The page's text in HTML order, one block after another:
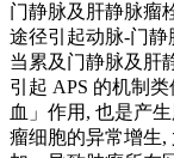
门静脉及肝静脉瘤
途径引起动脉-门静
当累及门静脉及肝
引起 APS 的机制
血」作用, 也是产
瘤细胞的异常增生,